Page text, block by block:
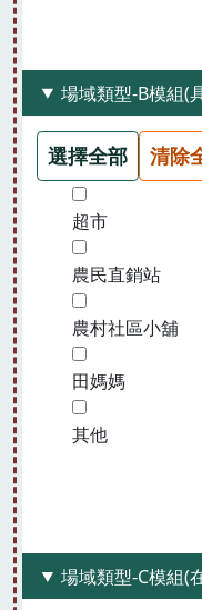
場域類型-B模組(
選擇全部 清除
超市
農民直銷站
農村社區小舖
田媽媽
其他
場域類型-C模組(